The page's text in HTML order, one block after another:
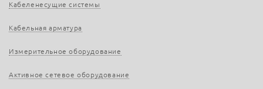
Кабеленесущие системы
Кабельная арматура
Измерительное оборудование
Активное сетевое оборудование